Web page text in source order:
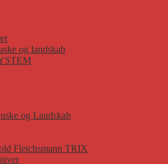
og landskab
og Landskab
Fleichsmann TRIX